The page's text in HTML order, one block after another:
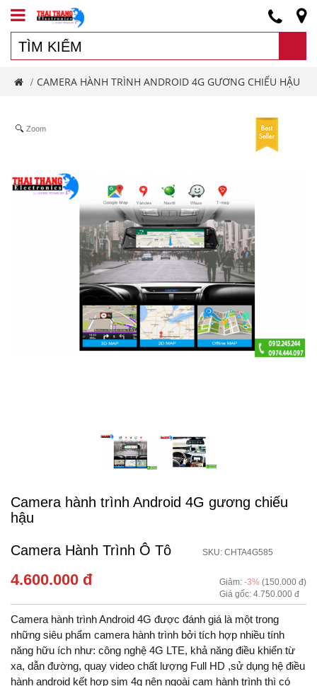
/ CAMERA HÀNH TRÌNH ANDROID 4G GƯƠNG CHIẾU HẬU
Zoom
Camera hành trình Android 4G gương chiếu
hậu
Camera Hành Trình Ô Tô SKU: CHTA4G585
4.600.000 đ Giảm: -3% (150.000 đ)
Giá gốc: 4.750.000 đ
Camera hành trình Android 4G được đánh giá là một trong
những siêu phẩm camera hành trình bởi tích hợp nhiều tính
năng hữu ích như: công nghệ 4G LTE, khả năng điều khiển từ
xa, dẫn đường, quay video chất lượng Full HD ,sử dụng hệ điều
hành android kết hợp sim 4g nên ngoài cam hành trình thì có